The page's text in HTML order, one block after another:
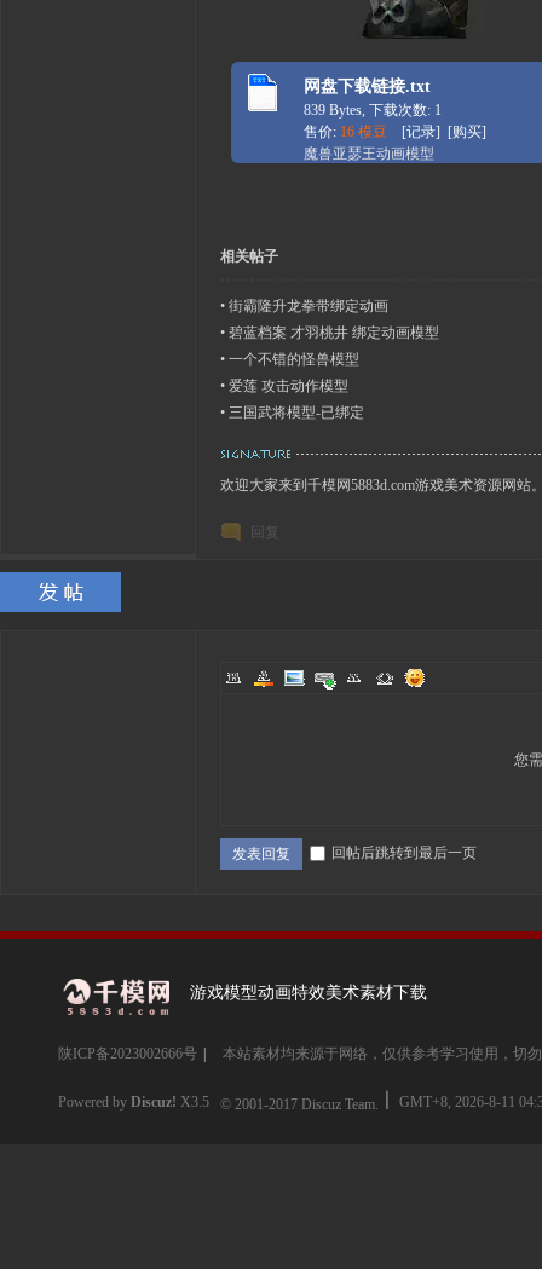
网盘下载链接.txt
839 Bytes, 下载次数: 1
售价: 16 模豆 [记录] [购买]
魔兽亚瑟王动画模型
相关帖子
• 街霸隆升龙拳带绑定动画
• 碧蓝档案 才羽桃井 绑定动画模型
• 一个不错的怪兽模型
• 爱莲 攻击动作模型
• 三国武将模型-已绑定
欢迎大家来到千模网5883d.com游戏美术资源网站
回复
您
发表回复 回帖后跳转到最后一页
游戏模型动画特效美术素材下载
陕ICP备2023002666号 本站素材均来源于网络，仅供参考学习使用，切
Powered by Discuz! X3.5 © 2001-2017 Discuz Team. GMT+8, 2026-8-11